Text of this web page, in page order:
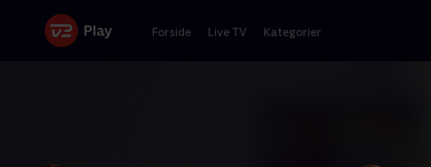
Forside Live TV Kategorier